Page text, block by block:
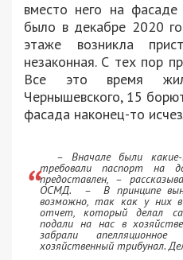
вместо него на фасаде
было в декабре 2020
этаже возникла
незаконная. С тех пор
Все это время
Чернышевского, 15
фасада наконец-то
– Вначале были
требовали паспорт на
предоставлен, –
ОСМД. – В принципе
возможно, так как у них
отчет, который делал
подали на нас в
забрали
хозяйственный трибунал.